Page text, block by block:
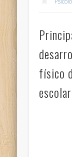
físico
escolar